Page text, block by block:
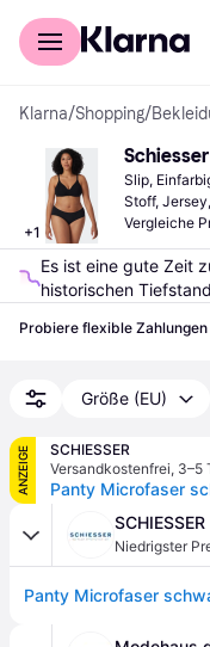
Für Shopper
Klarna/Shopping/
+1
Slip,
Stoff,
Vergleiche
Es ist eine gute Zeit
historischen
Probiere flexible
Größe (EU)
ANZEIGE
SCHIESSER
Versandkostenfrei, 3–5
Panty Microfaser
SCHIESSER
Niedrigster
Panty Microfaser